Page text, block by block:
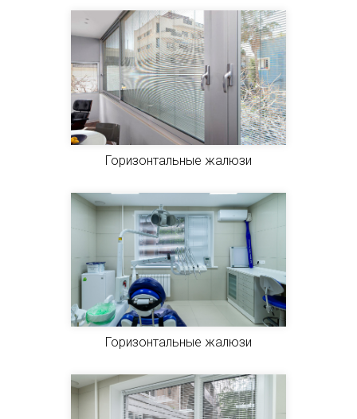
Горизонтальные жалюзи
Горизонтальные жалюзи